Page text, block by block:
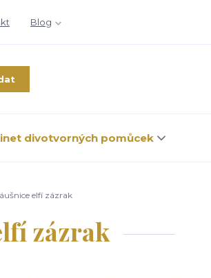
Blog
divotvorných pomůcek
elfí zázrak
zázrak